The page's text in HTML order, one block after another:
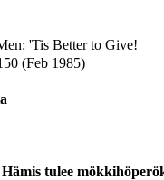
'Tis Better to Give!
(Feb 1985)
tulee